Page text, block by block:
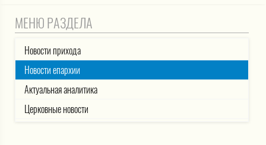
МЕНЮ РАЗДЕЛА
Новости прихода
Новости епархии
Актуальная аналитика
Церковные новости